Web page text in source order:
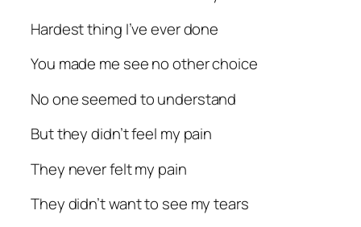
Hardest thing I’ve ever done
You made me see no other choice
No one seemed to understand
But they didn’t feel my pain
They never felt my pain
They didn’t want to see my tears